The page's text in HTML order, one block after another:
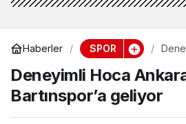
Haberler SPOR
Deneyimli Hoca
Bartınspor’a geliyor